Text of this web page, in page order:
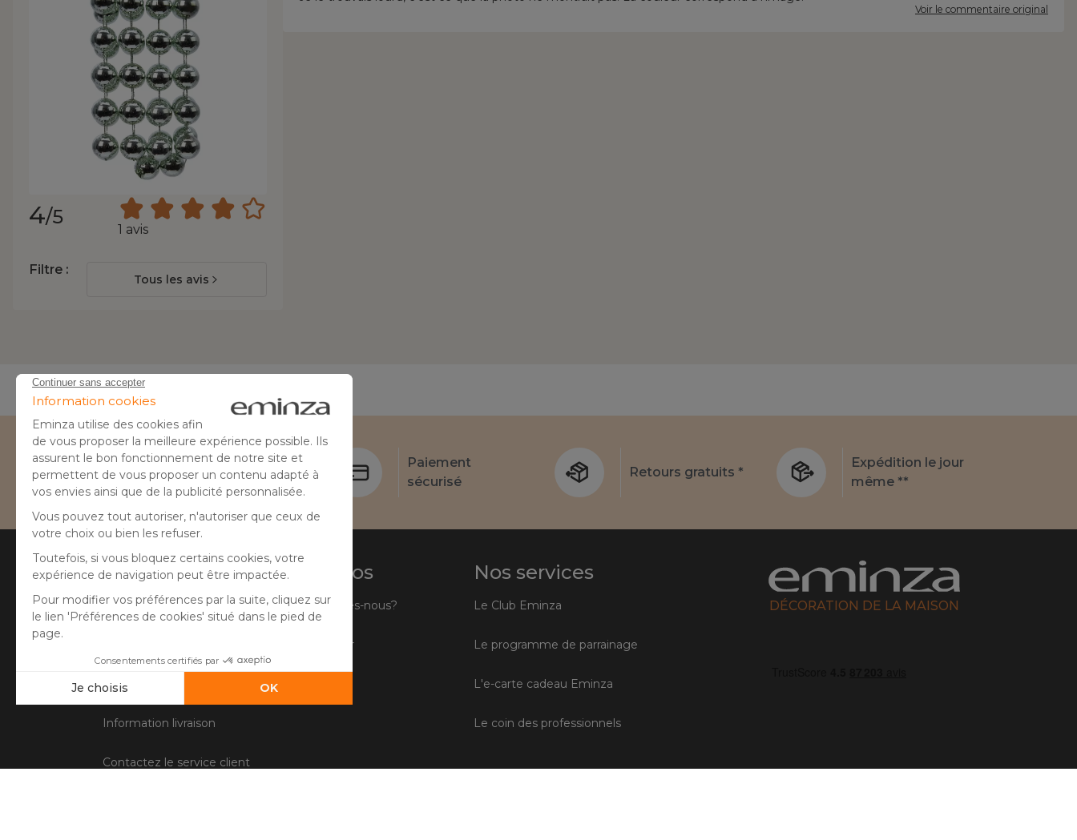
4/5
1 avis
Filtre :
Tous les avis
Voir le commentaire original
Besoin d'aide ?
04 50 65 10 12
Paiement
sécurisé
Retours gratuits *
Expédition le jour
même **
Aide
Suivre ma commande
Questions fréquentes
Information livraison
Contactez le service client
A propos
Qui sommes-nous?
Côté Atelier
Nos services
Le Club Eminza
Le programme de parrainage
L'e-carte cadeau Eminza
Le coin des professionnels
DÉCORATION DE LA MAISON